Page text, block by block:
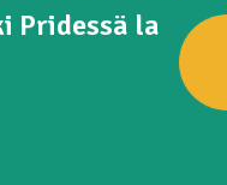
Pridessä la